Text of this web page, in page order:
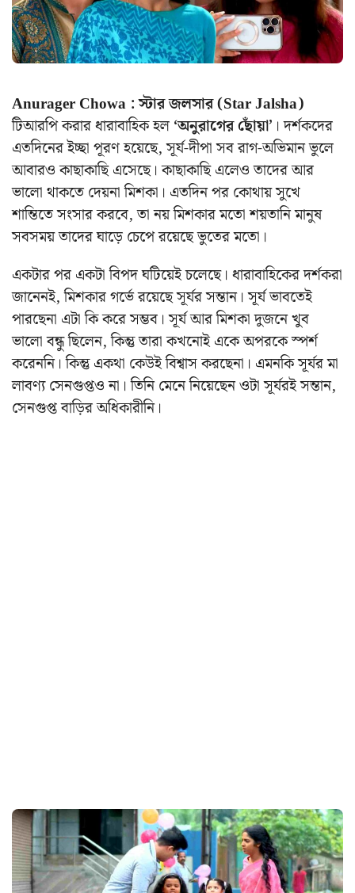
Anurager Chowa : স্টার জলসার (Star Jalsha)
টিআরপি করার ধারাবাহিক হল‘অনুরাগের ছোঁয়া’ । দর্শকদের
এতদিনের ইচ্ছা পূরণ হয়েছে, সূর্য-দীপা সব রাগ-অভিমান ভুলে
আবারও কাছাকাছি এসেছে। কাছাকাছি এলেও তাদের আর
ভালো থাকতে দেয়না মিশকা। এতদিন পর কোথায় সুখে
শান্তিতে সংসার করবে, তা নয় মিশকার মতো শয়তানি মানুষ
সবসময় তাদের ঘাড়ে চেপে রয়েছে ভুতের মতো।
একটার পর একটা বিপদ ঘটিয়েই চলেছে। ধারাবাহিকের দর্শকরা
জানেনই, মিশকার গর্ভে রয়েছে সূর্যর সন্তান। সূর্য ভাবতেই
পারছেনা এটা কি করে সম্ভব। সূর্য আর মিশকা দুজনে খুব
ভালো বন্ধু ছিলেন, কিন্তু তারা কখনোই একে অপরকে স্পর্শ
করেননি। কিন্তু একথা কেউই বিশ্বাস করছেনা। এমনকি সূর্যর মা
লাবণ্য সেনগুপ্তও না। তিনি মেনে নিয়েছেন ওটা সূর্যরই সন্তান,
সেনগুপ্ত বাড়ির অধিকারীনি।